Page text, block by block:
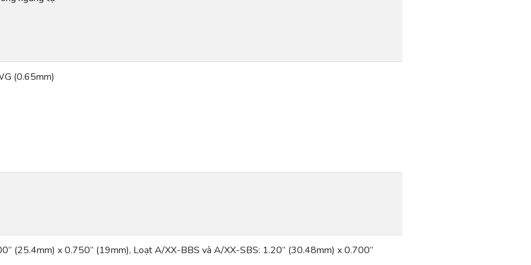
(0.65mm)
(25.4mm) x 0.750” (19mm), Loạt A/XX-BBS và A/XX-SBS: 1.20” (30.48mm) x 0.700”